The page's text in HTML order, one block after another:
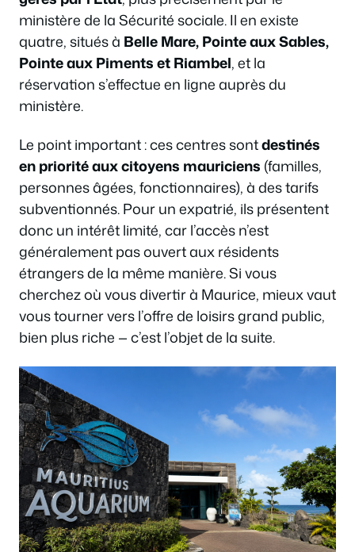
ministère de la Sécurité sociale. Il en existe
quatre, situés à Belle Mare, Pointe aux Sables,
Pointe aux Piments et Riambel, et la
réservation s’effectue en ligne auprès du
ministère.
Le point important : ces centres sontdestinés
en priorité aux citoyens mauriciens (familles,
personnes âgées, fonctionnaires), à des tarifs
subventionnés. Pour un expatrié, ils présentent
donc un intérêt limité, car l’accès n’est
généralement pas ouvert aux résidents
étrangers de la même manière. Si vous
cherchez où vous divertir à Maurice, mieux vaut
vous tourner vers l’offre de loisirs grand public,
bien plus riche — c’est l’objet de la suite.